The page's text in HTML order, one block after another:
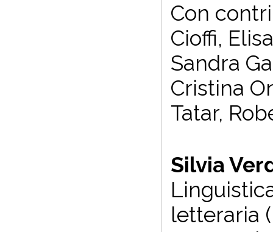
Con
Cioffi,
Sandra
Cristina
Tatar,
Silvia
letteraria